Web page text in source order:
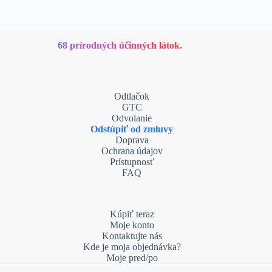
68 prírodných účinných látok.
Odtlačok
GTC
Odvolanie
Odstúpiť od zmluvy
Doprava
Ochrana údajov
Prístupnosť
FAQ
Kúpiť teraz
Moje konto
Kontaktujte nás
Kde je moja objednávka?
Moje pred/po